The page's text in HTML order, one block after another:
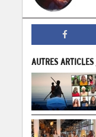
AUTRES ARTICLES